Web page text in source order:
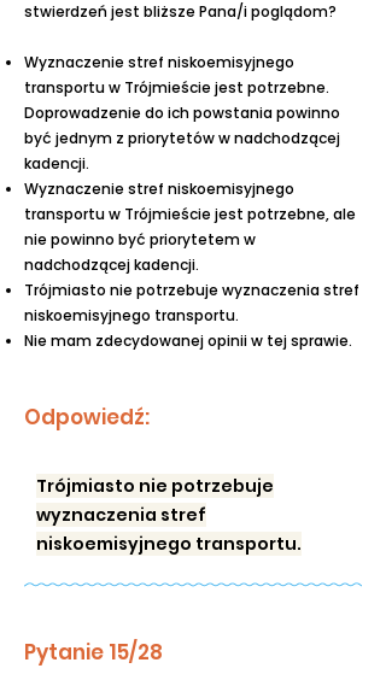
stwierdzeń jest bliższe Pana/i poglądom?
Wyznaczenie stref niskoemisyjnego
transportu w Trójmieście jest potrzebne.
Doprowadzenie do ich powstania powinno
być jednym z priorytetów w nadchodzącej
kadencji.
Wyznaczenie stref niskoemisyjnego
transportu w Trójmieście jest potrzebne, ale
nie powinno być priorytetem w
nadchodzącej kadencji.
Trójmiasto nie potrzebuje wyznaczenia stref
niskoemisyjnego transportu.
Nie mam zdecydowanej opinii w tej sprawie.
Odpowiedź:
Trójmiasto nie potrzebuje
wyznaczenia stref
niskoemisyjnego transportu.
Pytanie 15/28